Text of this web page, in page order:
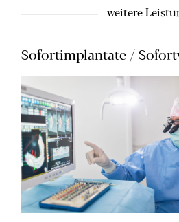
weitere
Sofortimplantate /